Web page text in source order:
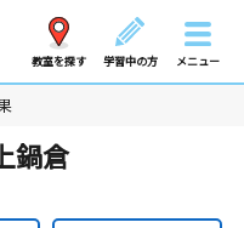
教室を探す 学習中の方 メニュー
鍋倉